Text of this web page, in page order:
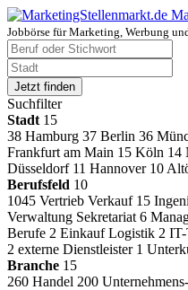
Jobbörse für Marketing, Werbung
Jetzt finden
Suchfilter
Stadt 15
38 Hamburg 37 Berlin 36
Frankfurt am Main 15 Köln 14
Düsseldorf 11 Hannover 10
Berufsfeld 10
1045 Vertrieb Verkauf 15
Verwaltung Sekretariat 6
Berufe 2 Einkauf Logistik 2 IT-
2 externe Dienstleister 1
Branche 15
260 Handel 200